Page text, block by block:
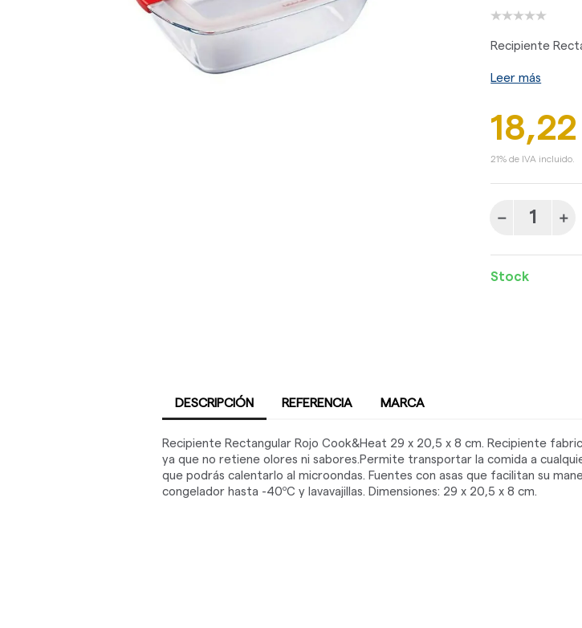
Recipiente
Leer más
21% de IVA incluido.
Stock
DESCRIPCIÓN REFERENCIA MARCA
Recipiente Rectangular Rojo Cook&Heat 29 x 20,5 x 8 cm. Recipiente
ya que no retiene olores ni sabores.Permite transportar la comida a
que podrás calentarlo al microondas. Fuentes con asas que facilitan su
congelador hasta -40ºC y lavavajillas. Dimensiones: 29 x 20,5 x 8 cm.